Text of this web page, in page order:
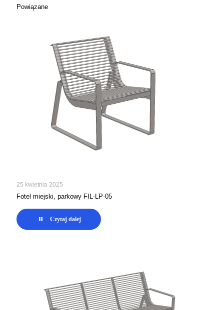
Powiązane
25 kwietnia 2025
Fotel miejski, parkowy FIL-LP-05
Czytaj dalej